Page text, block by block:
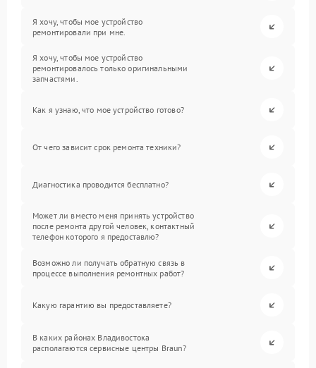
Я хочу, чтобы мое устройство
ремонтировали при мне.
Я хочу, чтобы мое устройство
ремонтировалось только оригинальными
запчастями.
Как я узнаю, что мое устройство готово?
От чего зависит срок ремонта техники?
Диагностика проводится бесплатно?
Может ли вместо меня принять устройство
после ремонта другой человек, контактный
телефон которого я предоставлю?
Возможно ли получать обратную связь в
процессе выполнения ремонтных работ?
Какую гарантию вы предоставляете?
В каких районах Владивостока
располагаются сервисные центры Braun?